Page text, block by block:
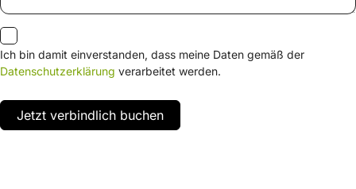
Ich bin damit einverstanden, dass meine Daten gemäß der
Datenschutzerklärung verarbeitet werden.
Jetzt verbindlich buchen